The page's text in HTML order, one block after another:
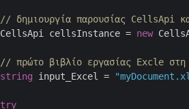
// δημιουργία παρουσίας CellsApi
CellsApi cellsInstance = new
// πρώτο βιβλίο εργασίας Excle στη
string input_Excel =
try